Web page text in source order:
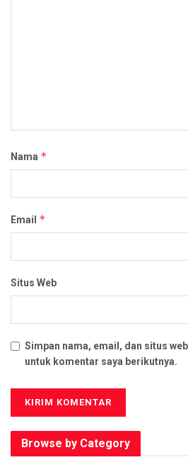
Nama *
Email *
Situs Web
Simpan nama, email, dan situs
untuk komentar saya berikutnya.
Browse by Category